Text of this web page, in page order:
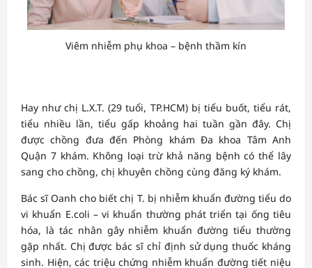
Viêm nhiễm phụ khoa – bệnh thầm kín
Hay như chị L.X.T. (29 tuổi, TP.HCM) bị tiểu buốt, tiểu rát,
tiểu nhiều lần, tiểu gấp khoảng hai tuần gần đây. Chị
được chồng đưa đến Phòng khám Đa khoa Tâm Anh
Quận 7 khám. Không loại trừ khả năng bệnh có thể lây
sang cho chồng, chị khuyên chồng cùng đăng ký khám.
Bác sĩ Oanh cho biết chị T. bị nhiễm khuẩn đường tiểu do
vi khuẩn E.coli – vi khuẩn thường phát triển tại ống tiêu
hóa, là tác nhân gây nhiễm khuẩn đường tiểu thường
gặp nhất. Chị được bác sĩ chỉ định sử dụng thuốc kháng
sinh. Hiện, các triệu chứng nhiễm khuẩn đường tiết niệu